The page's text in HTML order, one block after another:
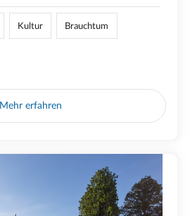
Kultur Brauchtum
Mehr erfahren